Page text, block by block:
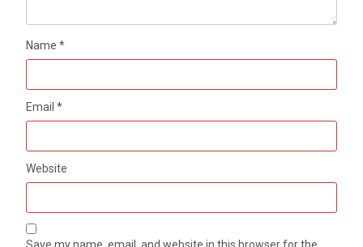
Name*
Email*
Website